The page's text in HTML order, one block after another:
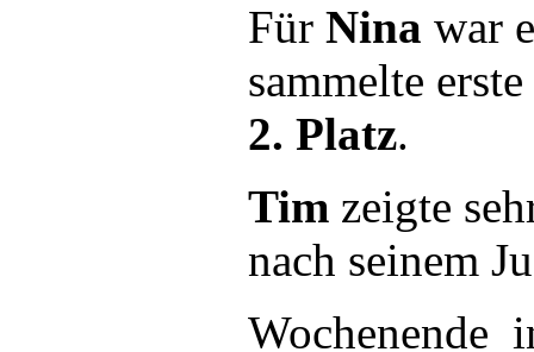
Für Nina war
sammelte
2. Platz.
Tim zeigte
nach seinem
Wochenende